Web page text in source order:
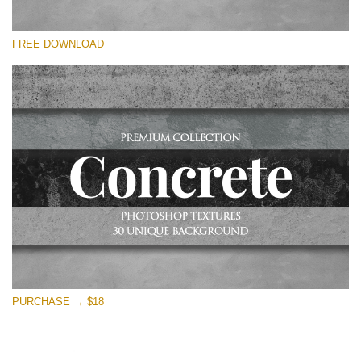
Lütfen seçin
Small 800*533px
Concrete Textures
(30 Textures)
Large 6000*4000px
Entire Collection
(1783 Overlays)
Large 6000*4000px
Ücretsiz indirin
FREE DOWNLOAD
PURCHASE → $18